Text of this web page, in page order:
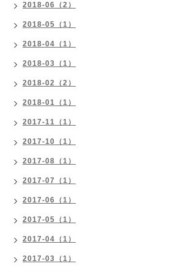
2018-06（2）
2018-05（1）
2018-04（1）
2018-03（1）
2018-02（2）
2018-01（1）
2017-11（1）
2017-10（1）
2017-08（1）
2017-07（1）
2017-06（1）
2017-05（1）
2017-04（1）
2017-03（1）